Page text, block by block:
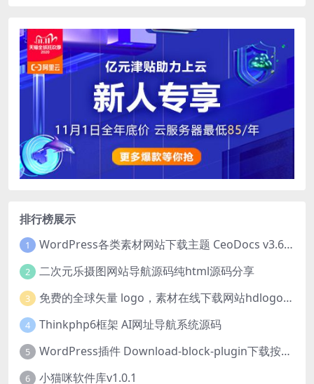
排行榜展示
1 WordPress各类素材网站下载主题 CeoDocs v3.6 去授权版
2 二次元乐摄图网站导航源码纯html源码分享
3 免费的全球矢量 logo，素材在线下载网站hdlogo.com
4 Thinkphp6框架 AI网址导航系统源码
5 WordPress插件 Download-block-plugin下载按钮图标美化
6 小猫咪软件库v1.0.1